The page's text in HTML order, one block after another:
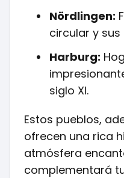
Nördlingen:
circular y
Harburg:
siglo XI.
Estos pueblos,
ofrecen una rica
atmósfera
complementará